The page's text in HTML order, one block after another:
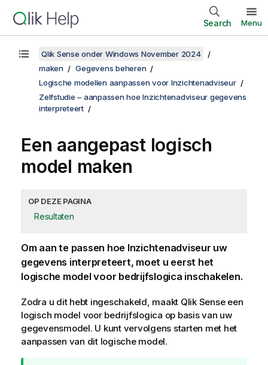
Search Menu
Qlik Sense onder Windows November 2024
maken
Gegevens beheren
Logische modellen aanpassen voor Inzichtenadviseur
Zelfstudie – aanpassen hoe Inzichtenadviseur gegevens
interpreteert
Een aangepast logisch
model maken
OP DEZE PAGINA
Resultaten
Om aan te passen hoe Inzichtenadviseur uw
gegevens interpreteert, moet u eerst het
logische model voor bedrijfslogica inschakelen.
Zodra u dit hebt ingeschakeld, maakt Qlik Senseeen
logisch model voor bedrijfslogica op basis van uw
gegevensmodel. U kunt vervolgens starten met het
aanpassen van dit logische model.